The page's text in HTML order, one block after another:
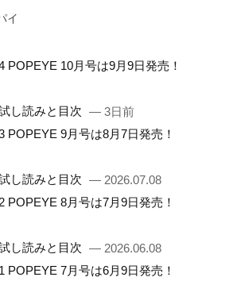
イ
POPEYE 10月号は9月9日発売！
し読みと目次 — 3日前
POPEYE 9月号は8月7日発売！
し読みと目次 — 2026.07.08
POPEYE 8月号は7月9日発売！
し読みと目次 — 2026.06.08
POPEYE 7月号は6月9日発売！